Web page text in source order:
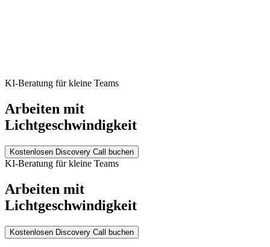
KI-Beratung für kleine Teams
Arbeiten mit
Lichtgeschwindigkeit
Kostenlosen Discovery Call buchen
KI-Beratung für kleine Teams
Arbeiten mit
Lichtgeschwindigkeit
Kostenlosen Discovery Call buchen